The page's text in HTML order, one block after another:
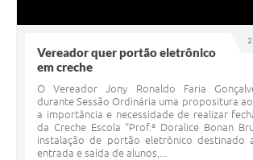
Vereador quer portão eletrônico
em creche
O Vereador Jony Ronaldo Faria
durante Sessão Ordinária uma propositura
a importância e necessidade de realizar
da Creche Escola “Prof.ª Doralice Bonan
instalação de portão eletrônico destinado
entrada e saída de alunos,...